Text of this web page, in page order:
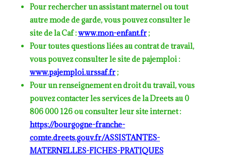
Pour rechercher un assistant maternel ou tout
autre mode de garde, vous pouvez consulter le
site de la Caf :www.mon-enfant.fr;
Pour toutes questions liées au contrat de travail,
vous pouvez consulter le site de pajemploi :
www.pajemploi.urssaf.fr;
Pour un renseignement en droit du travail, vous
pouvez contacter les services de la Dreets au 0
806 000 126 ou consulter leur site internet :
https://bourgogne-franche-
comte.dreets.gouv.fr/ASSISTANTES-
MATERNELLES-FICHES-PRATIQUES